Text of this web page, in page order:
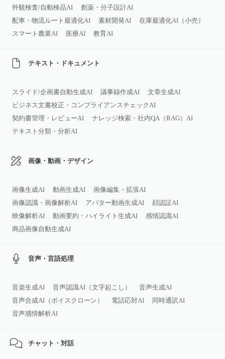
外観検査/自動検品AI
創薬・分子設計AI
配車・物流ルート最適化AI
素材開発AI
在庫最適化AI（小売）
スマート農業AI
医療AI 教育AI
テキスト・ドキュメント
スライド/企画書自動生成AI 議事録作成AI
文章生成AI
ビジネス文書校正・コンプライアンスチェックAI
契約書管理・レビューAI
ナレッジ検索・社内QA（RAG）AI
テキスト分類・分析AI
画像・動画・デザイン
画像生成AI 動画生成AI
画像編集・拡張AI
画像認識・画像解析AI
アバター動画生成AI
顔認証AI
映像解析AI
動画要約・ハイライト生成AI
感情認識AI
商品画像自動生成AI
音声・言語処理
音楽生成AI 音声認識AI（文字起こし）
音声生成AI
音声合成AI（ボイスクローン）
電話応対AI
同時通訳AI
音声感情解析AI
チャット・対話